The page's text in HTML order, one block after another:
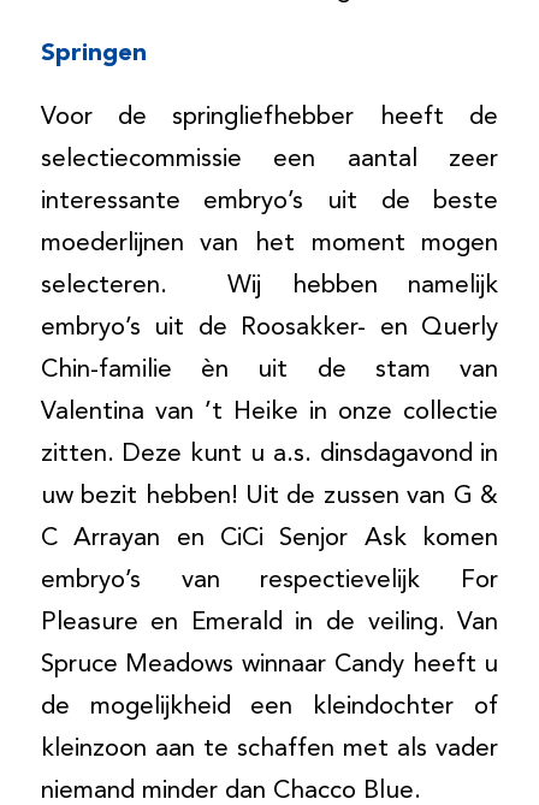
Springen
Voor de springliefhebber heeft de
selectiecommissie een aantal zeer
interessante embryo’s uit de beste
moederlijnen van het moment mogen
selecteren. Wij hebben namelijk
embryo’s uit de Roosakker- en Querly
Chin-familie èn uit de stam van
Valentina van ’t Heike in onze collectie
zitten. Deze kunt u a.s. dinsdagavond in
uw bezit hebben! Uit de zussen van G &
C Arrayan en CiCi Senjor Ask komen
embryo’s van respectievelijk For
Pleasure en Emerald in de veiling. Van
Spruce Meadows winnaar Candy heeft u
de mogelijkheid een kleindochter of
kleinzoon aan te schaffen met als vader
niemand minder dan Chacco Blue.